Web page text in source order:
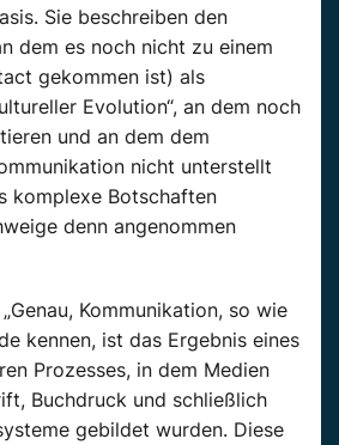
Sie beschreiben den
dem es noch nicht zu einem
gekommen ist) als
Evolution“, an dem noch
und an dem dem
nicht unterstellt
komplexe Botschaften
denn angenommen
„Genau, Kommunikation, so wie
kennen, ist das Ergebnis eines
Prozesses, in dem Medien
Buchdruck und schließlich
gebildet wurden. Diese